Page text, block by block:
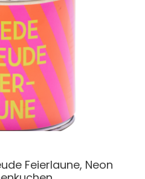
Feierlaune, Neon